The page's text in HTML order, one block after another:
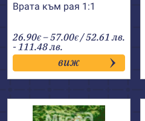
Врата към рая 1:1
26.90€ –57.00€Price
range:
26.90€
through
57.00€
/ 52.61 лв.
- 111.48 лв.
виж